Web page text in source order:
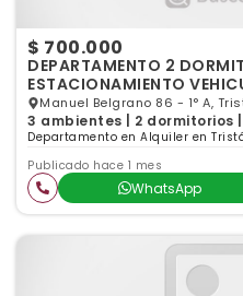
$ 700.000
DEPARTAMENTO 2
ESTACIONAMIENTO
Manuel Belgrano 86 - 1° A,
3 ambientes | 2 dormitorios
Departamento en Alquiler en
Publicado hace 1 mes
WhatsApp